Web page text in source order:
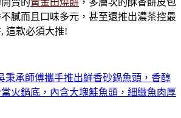
膩而且口味多元，甚至還推出濃茶控最
這款必須大推!
秉承師傅攜手推出鮮香砂鍋魚頭，香醇
火鍋底，內含大塊鮭魚頭，細緻魚肉厚